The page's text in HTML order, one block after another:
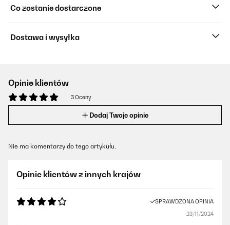
Co zostanie dostarczone
Dostawa i wysyłka
Opinie klientów
3 Oceny
Dodaj Twoje opinie
Nie ma komentarzy do tego artykułu.
Opinie klientów z innych krajów
SPRAWDZONA OPINIA
23/11/2024